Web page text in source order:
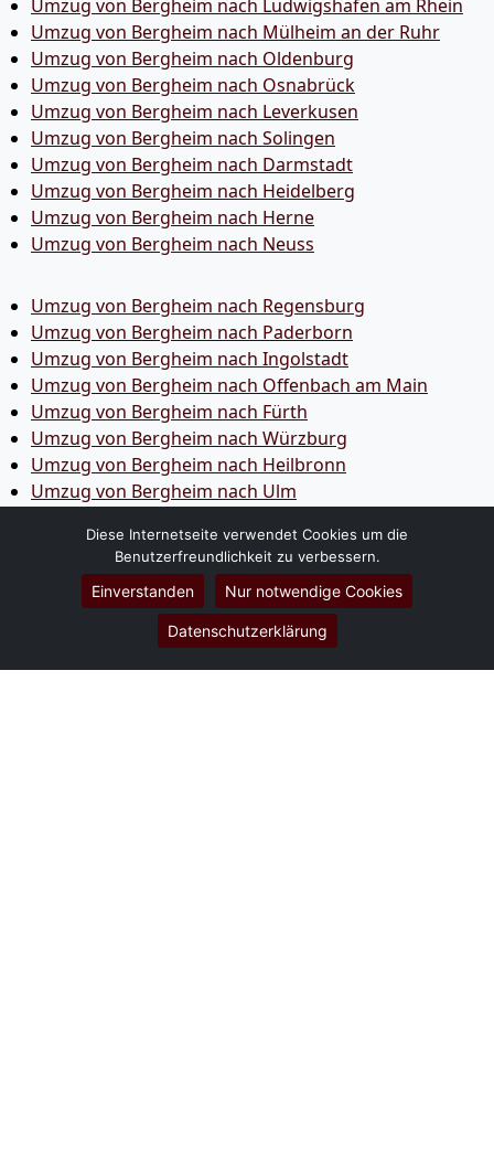
Umzug von Bergheim nach Ludwigshafen am Rhein
Umzug von Bergheim nach Mülheim an der Ruhr
Umzug von Bergheim nach Oldenburg
Umzug von Bergheim nach Osnabrück
Umzug von Bergheim nach Leverkusen
Umzug von Bergheim nach Solingen
Umzug von Bergheim nach Darmstadt
Umzug von Bergheim nach Heidelberg
Umzug von Bergheim nach Herne
Umzug von Bergheim nach Neuss
Umzug von Bergheim nach Regensburg
Umzug von Bergheim nach Paderborn
Umzug von Bergheim nach Ingolstadt
Umzug von Bergheim nach Offenbach am Main
Umzug von Bergheim nach Fürth
Umzug von Bergheim nach Würzburg
Umzug von Bergheim nach Heilbronn
Umzug von Bergheim nach Ulm
Umzug von Bergheim nach Wolfsburg
Umzug von Bergheim nach Bottrop
Umzug von Bergheim nach Göttingen
Umzug von Bergheim nach Reutlingen
Umzug von Bergheim nach Bremer­haven
Umzug von Bergheim nach Koblenz
Diese Internetseite verwendet Cookies um die
Benutzerfreundlichkeit zu verbessern.
Einverstanden Nur notwendige Cookies
Datenschutzerklärung